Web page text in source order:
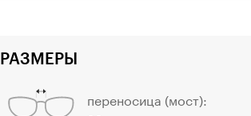
РАЗМЕРЫ
переносица (мост):